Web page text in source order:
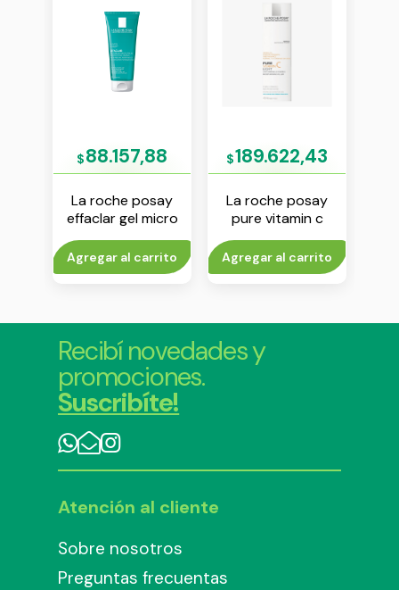
$88.157,88
La roche posay
effaclar gel micro
exfoliante 200 ml
Agregar al carrito
$189.622,43
La roche posay
pure vitamin c
ligera 40 ml
Agregar al carrito
Recibí novedades y
promociones.
Suscribíte!
Atención al cliente
Sobre nosotros
Preguntas frecuentas